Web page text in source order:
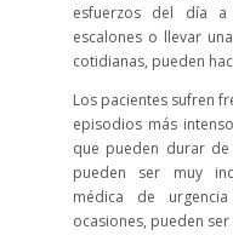
esfuerzos del día
escalones o llevar
cotidianas, pueden
Los pacientes sufren
episodios más
que pueden durar
pueden ser muy
médica de
ocasiones, pueden